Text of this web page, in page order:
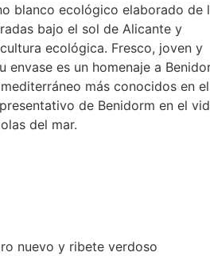
blanco ecológico elaborado de
bajo el sol de Alicante y
ecológica. Fresco, joven y
es un homenaje a
más conocidos en el
de Benidorm en el
del mar.
nuevo y ribete verdoso